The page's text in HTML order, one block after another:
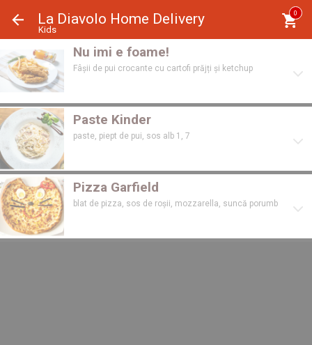
La Diavolo Home Delivery
Kids
0
Nu imi e foame!
Fâșii de pui crocante cu cartofi prăjți și ketchup
Paste Kinder
paste, piept de pui, sos alb 1, 7
Pizza Garfield
blat de pizza, sos de roșii, mozzarella, suncă porumb